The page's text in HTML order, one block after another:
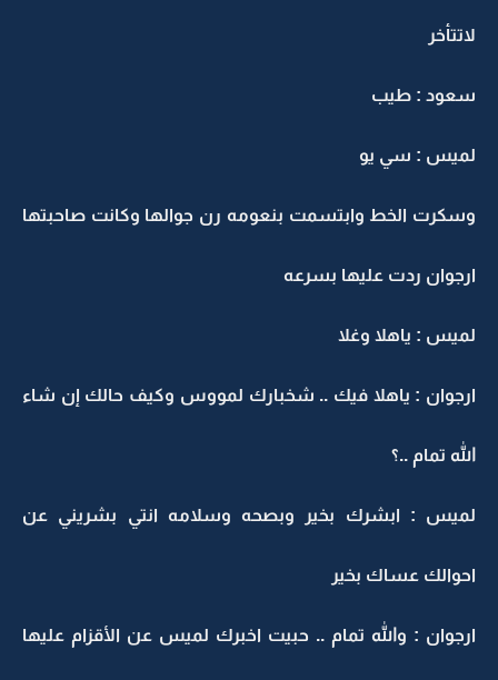
لاتتأخر
سعود : طيب
لميس : سي يو
وسكرت الخط وابتسمت بنعومه رن جوالها وكانت صاحبتها
ارجوان ردت عليها بسرعه
لميس : ياهلا وغلا
ارجوان : ياهلا فيك .. شخبارك لمووس وكيف حالك إن شاء
الله تمام ..؟
لميس : ابشرك بخير وبصحه وسلامه انتي بشريني عن
احوالك عساك بخير
ارجوان : والله تمام .. حبيت اخبرك لميس عن الأقزام عليها